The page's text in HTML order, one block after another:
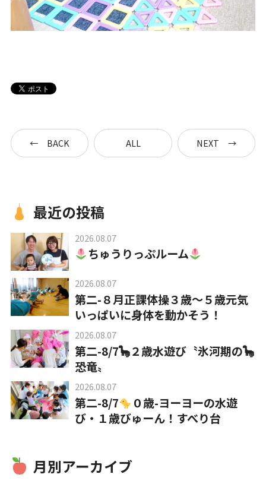
BACK ALL NEXT
最近の投稿
2026.08.07
ちゅうりっぷルーム
2026.08.07
第二-８月正課体操３歳～５歳元気
いっぱいに身体を動かそう！
2026.08.07
第二-8/7🦕２歳水遊び〝氷河期の🦕
恐竜〟
2026.08.07
第二-8/7
０歳-ヨーヨーの水遊
び・１歳びゅーん！すべり台
月別アーカイブ